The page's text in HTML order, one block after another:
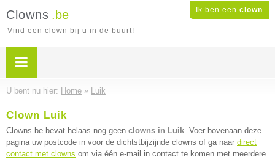
Ik ben een clown
Clowns .be
Vind een clown bij u in de buurt!
U bent nu hier: Home » Luik
Clown Luik
Clowns.be bevat helaas nog geen clowns in Luik. Voer bovenaan deze
pagina uw postcode in voor de dichtstbijzijnde clowns of ga naar direct
contact met clowns om via één e-mail in contact te komen met meerdere